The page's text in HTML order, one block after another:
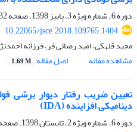
دوره 6، شماره ویژه 3، پاییز 1398، صفحه
10.22065/jsce.2018.109765.1404
مجید قلهکی، امید رضائی فر، فرزانه
مشاهده مقاله
اصل مقاله 1.69 M
تعیین ضریب رفتار دیوار برشی
دینامیکی افزاینده (IDA)
دوره 6، شماره ویژه 2، تابستان 1398، صفحه